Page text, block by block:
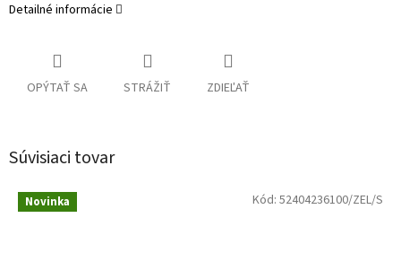
Detailné informácie
OPÝTAŤ SA STRÁŽIŤ ZDIEĽAŤ
Súvisiaci tovar
Novinka Kód: 52404236100/ZEL/S